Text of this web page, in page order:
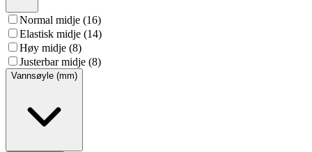
Normal midje (16)
Elastisk midje (14)
Høy midje (8)
Justerbar midje (8)
Vannsøyle (mm)